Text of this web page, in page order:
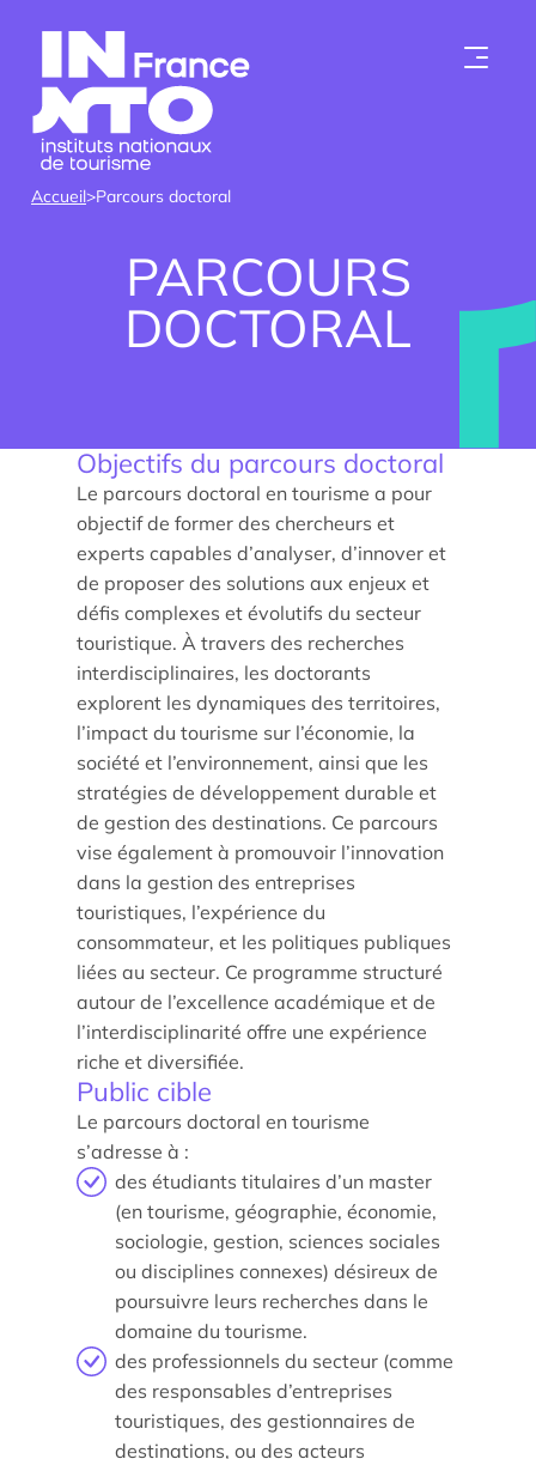
Skip to content
Les instituts
Devenir membre
Trouver un stagiaire, alternant ou collaborateur
Associer nos étudiants à vos projets
Former vos équipes
Taxe d’apprentissage
Actualités
Les témoignages
Parole d’experts
Ils nous soutiennent
Accueil>Parcours doctoral
PARCOURS
DOCTORAL
Objectifs du parcours doctoral
Le parcours doctoral en tourisme a pour
objectif de former des chercheurs et
experts capables d’analyser, d’innover et
de proposer des solutions aux enjeux et
défis complexes et évolutifs du secteur
touristique. À travers des recherches
interdisciplinaires, les doctorants
explorent les dynamiques des territoires,
l’impact du tourisme sur l’économie, la
société et l’environnement, ainsi que les
stratégies de développement durable et
de gestion des destinations. Ce parcours
vise également à promouvoir l’innovation
dans la gestion des entreprises
touristiques, l’expérience du
consommateur, et les politiques publiques
liées au secteur. Ce programme structuré
autour de l’excellence académique et de
l’interdisciplinarité offre une expérience
riche et diversifiée.
Public cible
Le parcours doctoral en tourisme
s’adresse à :
des étudiants titulaires d’un master
(en tourisme, géographie, économie,
sociologie, gestion, sciences sociales
ou disciplines connexes) désireux de
poursuivre leurs recherches dans le
domaine du tourisme.
des professionnels du secteur (comme
des responsables d’entreprises
touristiques, des gestionnaires de
destinations, ou des acteurs